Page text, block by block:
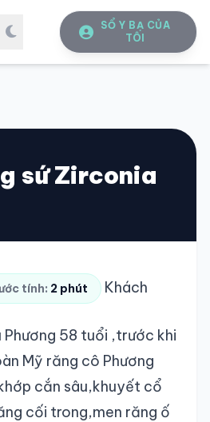
SỔ Y BẠ CỦA
TÔI
điện thoại đã đăng ký.
HỒ SƠ
sứ Zirconia
tính: 2 phút Khách
Phương 58 tuổi ,trước khi
Mỹ răng cô Phương
cắn sâu,khuyết cổ
cối trong,men răng ố